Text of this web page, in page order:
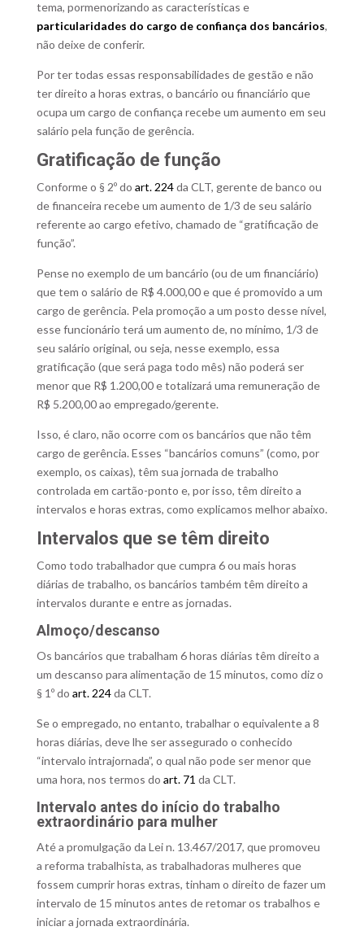
tema, pormenorizando as características e
particularidades do cargo de confiança dos bancários,
não deixe de conferir.
Por ter todas essas responsabilidades de gestão e não
ter direito a horas extras, o bancário ou financiário que
ocupa um cargo de confiança recebe um aumento em seu
salário pela função de gerência.
Gratificação de função
Conforme o § 2º do art. 224da CLT, gerente de banco ou
de financeira recebe um aumento de 1/3 de seu salário
referente ao cargo efetivo, chamado de “gratificação de
função”.
Pense no exemplo de um bancário (ou de um financiário)
que tem o salário de R$ 4.000,00 e que é promovido a um
cargo de gerência. Pela promoção a um posto desse nível,
esse funcionário terá um aumento de, no mínimo, 1/3 de
seu salário original, ou seja, nesse exemplo, essa
gratificação (que será paga todo mês) não poderá ser
menor que R$ 1.200,00 e totalizará uma remuneração de
R$ 5.200,00 ao empregado/gerente.
Isso, é claro, não ocorre com os bancários que não têm
cargo de gerência. Esses “bancários comuns” (como, por
exemplo, os caixas), têm sua jornada de trabalho
controlada em cartão-ponto e, por isso, têm direito a
intervalos e horas extras, como explicamos melhor abaixo.
Intervalos que se têm direito
Como todo trabalhador que cumpra 6 ou mais horas
diárias de trabalho, os bancários também têm direito a
intervalos durante e entre as jornadas.
Almoço/descanso
Os bancários que trabalham 6 horas diárias têm direito a
um descanso para alimentação de 15 minutos, como diz o
§ 1º do art. 224da CLT.
Se o empregado, no entanto, trabalhar o equivalente a 8
horas diárias, deve lhe ser assegurado o conhecido
“intervalo intrajornada”, o qual não pode ser menor que
uma hora, nos termos do art. 71 da CLT.
Intervalo antes do início do trabalho
extraordinário para mulher
Até a promulgação da Lei n. 13.467/2017, que promoveu
a reforma trabalhista, as trabalhadoras mulheres que
fossem cumprir horas extras, tinham o direito de fazer um
intervalo de 15 minutos antes de retomar os trabalhos e
iniciar a jornada extraordinária.